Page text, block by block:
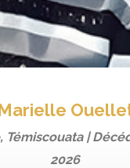
Témiscouata |
2026